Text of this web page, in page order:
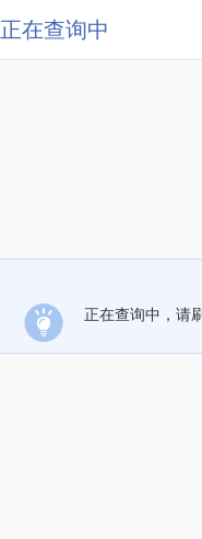
正在查询中
正在查询中，请